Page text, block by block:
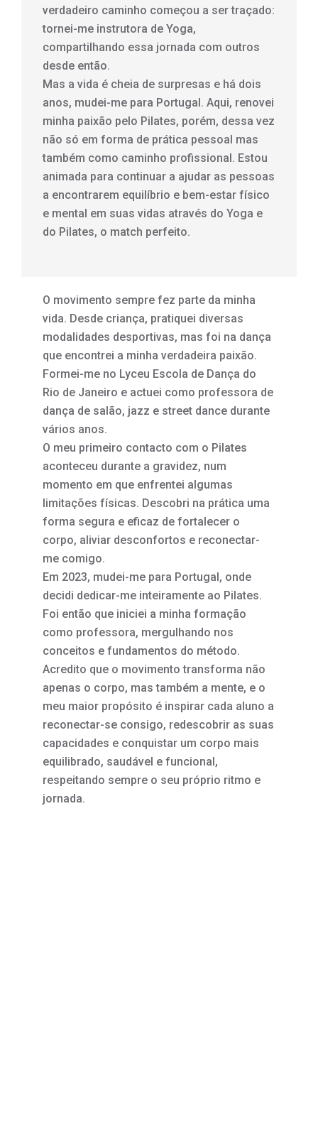
verdadeiro caminho começou a ser traçado:
tornei-me instrutora de Yoga,
compartilhando essa jornada com outros
desde então.
Mas a vida é cheia de surpresas e há dois
anos, mudei-me para Portugal. Aqui, renovei
minha paixão pelo Pilates, porém, dessa vez
não só em forma de prática pessoal mas
também como caminho profissional. Estou
animada para continuar a ajudar as pessoas
a encontrarem equilíbrio e bem-estar físico
e mental em suas vidas através do Yoga e
do Pilates, o match perfeito.
O movimento sempre fez parte da minha
vida. Desde criança, pratiquei diversas
modalidades desportivas, mas foi na dança
que encontrei a minha verdadeira paixão.
Formei-me no Lyceu Escola de Dança do
Rio de Janeiro e actuei como professora de
dança de salão, jazz e street dance durante
vários anos.
O meu primeiro contacto com o Pilates
aconteceu durante a gravidez, num
momento em que enfrentei algumas
limitações físicas. Descobri na prática uma
forma segura e eficaz de fortalecer o
corpo, aliviar desconfortos e reconectar-
me comigo.
Em 2023, mudei-me para Portugal, onde
decidi dedicar-me inteiramente ao Pilates.
Foi então que iniciei a minha formação
como professora, mergulhando nos
conceitos e fundamentos do método.
Acredito que o movimento transforma não
apenas o corpo, mas também a mente, e o
meu maior propósito é inspirar cada aluno a
reconectar-se consigo, redescobrir as suas
capacidades e conquistar um corpo mais
equilibrado, saudável e funcional,
respeitando sempre o seu próprio ritmo e
jornada.